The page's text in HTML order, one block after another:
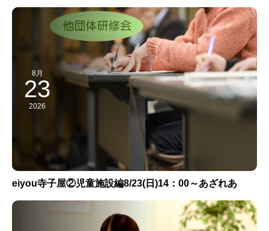
8月
23
2026
eiyou寺子屋②児童施設編8/23(日)14：00～あざれあ